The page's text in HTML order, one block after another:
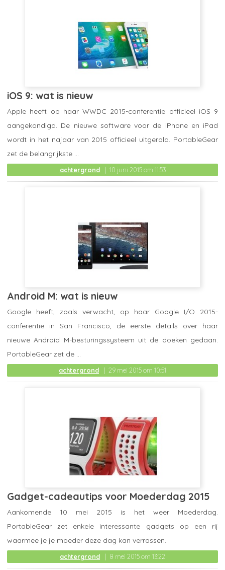
iOS 9: wat is nieuw
achtergrond 10 juni 2015 om 11:53
Apple heeft op haar WWDC 2015-conferentie officieel iOS 9
aangekondigd. De nieuwe software voor de iPhone en iPad
wordt in het najaar van 2015 officieel uitgerold. PortableGear
zet de belangrijkste ...
Android M: wat is nieuw
achtergrond 29 mei 2015 om 10:51
Google heeft, zoals verwacht, op haar Google I/O 2015-
conferentie in San Francisco, de eerste details over haar
nieuwe Android M-besturingssysteem uit de doeken gedaan.
PortableGear zet de ...
Gadget-cadeautips voor Moederdag 2015
achtergrond 8 mei 2015 om 13:22
Aankomende 10 mei 2015 is het weer Moederdag.
PortableGear zet enkele interessante gadgets op een rij
waarmee je je moeder deze dag kan verrassen.